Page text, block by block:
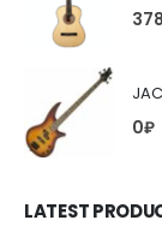
0₽
LATEST